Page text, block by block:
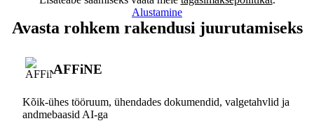
Alustamine
Avasta rohkem rakendusi juurutamiseks
AFFiNE
Kõik-ühes tööruum, ühendades dokumendid, valgetahvlid ja
andmebaasid AI-ga